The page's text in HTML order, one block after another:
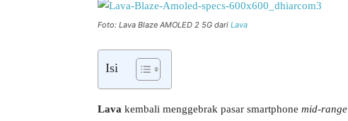
Foto: Lava Blaze AMOLED 2 5G dari Lava
Isi
Lava kembali menggebrak pasar smartphone mid-range